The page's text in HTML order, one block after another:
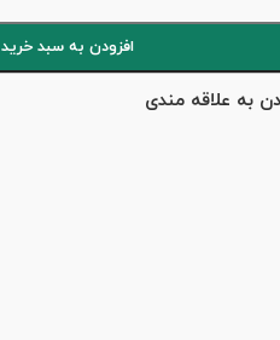
افزودن به سبد خرید
به علاقه مندی